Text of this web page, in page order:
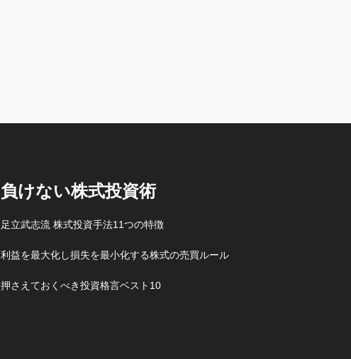
負けない株式投資術
足立武志流 株式投資手法11つの特徴
利益を最大化し損失を最小化する株式の売買ルール
押さえておくべき投資格言ベスト10